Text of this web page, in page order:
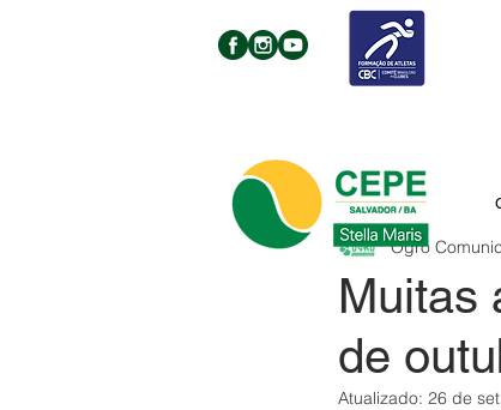
Muitas
de
Ogro
Atualizado: 26 de